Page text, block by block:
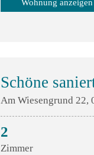
Schöne
Am Wiesengrund 22,
2
Zimmer